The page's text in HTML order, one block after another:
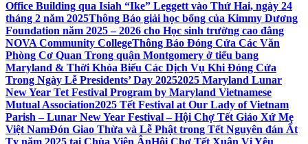
Office Building qua Isiah “Ike” Leggett vào Thứ Hai, ngày 24
tháng 2 năm 2025Thông Báo giải học bổng của Kimmy Dương
Foundation năm 2025 – 2026 cho Học sinh trường cao đẳng
NOVA Community CollegeThông Báo Đóng Cửa Các Văn
Phòng Cơ Quan Trong quận Montgomery ở tiểu bang
Maryland & Thời Khóa Biểu Các Dịch Vụ Khi Đóng Cửa
Trong Ngày Lễ Presidents’ Day 20252025 Maryland Lunar
New Year Tet Festival Program by Maryland Vietnamese
Mutual Association2025 Tết Festival at Our Lady of Vietnam
Parish – Lunar New Year Festival – Hội Chợ Tết Giáo Xứ Mẹ
Việt NamĐón Giao Thừa và Lễ Phật trong Tết Nguyên đán Ất
Tỵ năm 2025 tại Chùa Viên ÂnHội Chợ Tết Xuân Vị Yêu